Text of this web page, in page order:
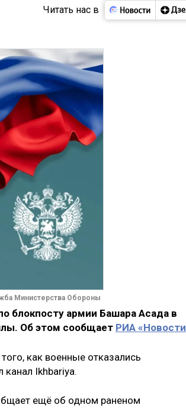
Читать нас в
Министерства Обороны
блокпосту армии Башара Асада в
Об этом сообщает РИА
как военные отказались
канал Ikhbariya.
ещё об одном раненом